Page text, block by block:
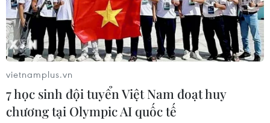
2-0 cũng là kết quả cuối cùng, và Việt Nam đang có được ưu
vietnamplus.vn
7 học sinh đội tuyển Việt Nam đoạt huy
chương tại Olympic AI quốc tế